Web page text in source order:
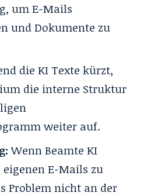
um E-Mails
und Dokumente zu
die KI Texte kürzt,
die interne Struktur
weiter auf.
Wenn Beamte KI
E-Mails zu
Problem nicht an der